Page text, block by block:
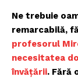
Ne trebuie
remarcabilă,
profesorul
necesitatea
învățării. Fără